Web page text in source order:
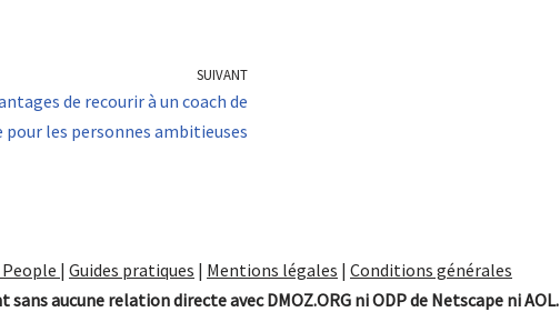
SUIVANT
de recourir à un coach de
pour les personnes ambitieuses
| Guides pratiques | Mentions légales | Conditions générales
aucune relation directe avec DMOZ.ORG ni ODP de Netscape ni AOL.